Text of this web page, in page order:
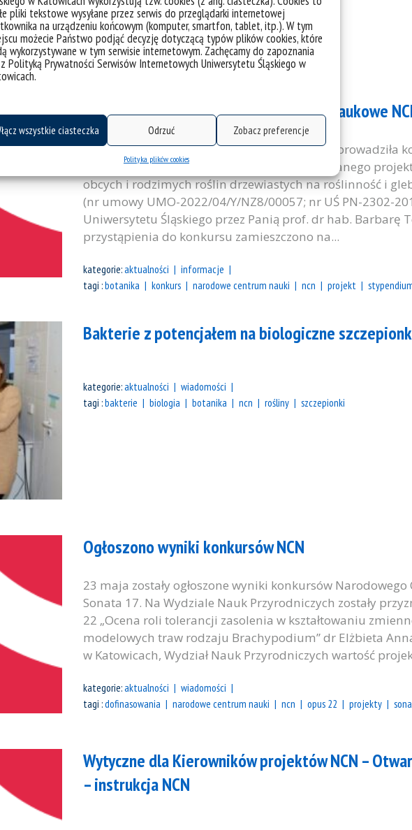
pliki tekstowe wysyłane przez serwis do przeglądarki internetowej
na urządzeniu końcowym (komputer, smartfon, tablet, itp.). W tym
możecie Państwo podjąć decyzję dotyczącą typów plików cookies, które
wykorzystywane w tym serwisie internetowym. Zachęcamy do zapoznania
Polityką Prywatności Serwisów Internetowych Uniwersytetu Śląskiego w
wszystkie ciasteczka Odrzuć Zobacz preferencje
Polityka plików cookies
Rozwiązanie konkursu na stypendium naukowe
12 czerwca 2023 r. komisja stypendialna przeprowadziła
naukowe NCN finansowane w ramach przyznanego
obcych i rodzimych roślin drzewiastych na roślinność i
(nr umowy UMO-2022/04/Y/NZ8/00057; nr UŚ PN-2302-
Uniwersytetu Śląskiego przez Panią prof. dr hab. Barbarę
przystąpienia do konkursu zamieszczono na...
kategorie:aktualności
informacje
tagi :botanika konkurs narodowe centrum nauki ncn projekt
Bakterie z potencjałem na biologiczne
kategorie:aktualności
wiadomości
tagi :bakterie biologia botanika ncn rośliny szczepionki
Ogłoszono wyniki konkursów NCN
23 maja zostały ogłoszone wyniki konkursów Narodowego
Sonata 17. Na Wydziale Nauk Przyrodniczych zostały
22 „Ocena roli tolerancji zasolenia w kształtowaniu
modelowych traw rodzaju Brachypodium” dr Elżbieta
w Katowicach, Wydział Nauk Przyrodniczych wartość
kategorie:aktualności
wiadomości
tagi :dofinasowania narodowe centrum nauki ncn opus 22 projekty
Wytyczne dla Kierowników projektów NCN –
– instrukcja NCN